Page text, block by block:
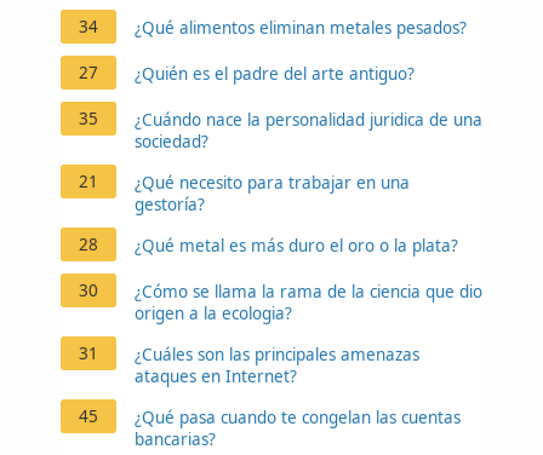
34
¿Qué alimentos eliminan metales pesados?
27 ¿Quién es el padre del arte antiguo?
35
¿Cuándo nace la personalidad juridica de una
sociedad?
21
¿Qué necesito para trabajar en una
gestoría?
28
¿Qué metal es más duro el oro o la plata?
30
¿Cómo se llama la rama de la ciencia que dio
origen a la ecologia?
31
¿Cuáles son las principales amenazas
ataques en Internet?
45
¿Qué pasa cuando te congelan las cuentas
bancarias?